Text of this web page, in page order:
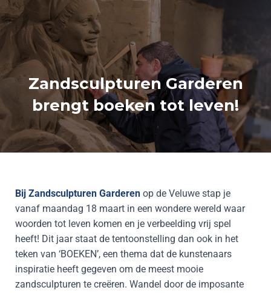
Zandsculpturen Garderen
brengt boeken tot leven!
Bij Zandsculpturen Garderen op de Veluwe stap je
vanaf maandag 18 maart in een wondere wereld waar
woorden tot leven komen en je verbeelding vrij spel
heeft! Dit jaar staat de tentoonstelling dan ook in het
teken van ‘BOEKEN’, een thema dat de kunstenaars
inspiratie heeft gegeven om de meest mooie
zandsculpturen te creëren. Wandel door de imposante